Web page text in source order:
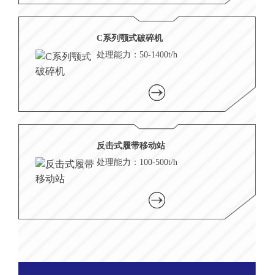
C系列颚式破碎机
处理能力：50-1400t/h
反击式履带移动站
处理能力：100-500t/h